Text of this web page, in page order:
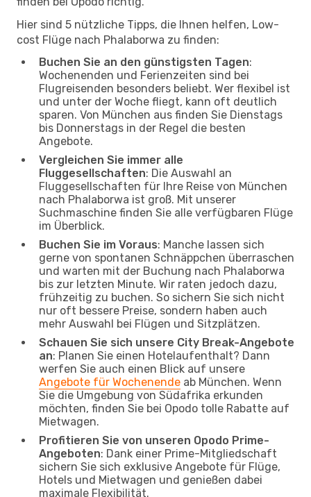
Hier sind 5 nützliche Tipps, die Ihnen helfen, Low-
cost Flüge nach Phalaborwa zu finden:
Buchen Sie an den günstigsten Tagen:
Wochenenden und Ferienzeiten sind bei
Flugreisenden besonders beliebt. Wer flexibel ist
und unter der Woche fliegt, kann oft deutlich
sparen. Von München aus finden Sie Dienstags
bis Donnerstags in der Regel die besten
Angebote.
Vergleichen Sie immer alle
Fluggesellschaften: Die Auswahl an
Fluggesellschaften für Ihre Reise von München
nach Phalaborwa ist groß. Mit unserer
Suchmaschine finden Sie alle verfügbaren Flüge
im Überblick.
Buchen Sie im Voraus: Manche lassen sich
gerne von spontanen Schnäppchen überraschen
und warten mit der Buchung nach Phalaborwa
bis zur letzten Minute. Wir raten jedoch dazu,
frühzeitig zu buchen. So sichern Sie sich nicht
nur oft bessere Preise, sondern haben auch
mehr Auswahl bei Flügen und Sitzplätzen.
Schauen Sie sich unsere City Break-Angebote
an: Planen Sie einen Hotelaufenthalt? Dann
werfen Sie auch einen Blick auf unsere
Angebote für Wochenende ab München. Wenn
Sie die Umgebung von Südafrika erkunden
möchten, finden Sie bei Opodo tolle Rabatte auf
Mietwagen.
Profitieren Sie von unseren Opodo Prime-
Angeboten: Dank einer Prime-Mitgliedschaft
sichern Sie sich exklusive Angebote für Flüge,
Hotels und Mietwagen und genießen dabei
maximale Flexibilität.